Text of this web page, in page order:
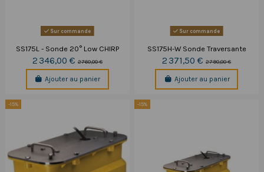
Sur commande
SS175L - Sonde 20° Low CHIRP
2 346,00 € 2 760,00 €
Ajouter au panier
Sur commande
SS175H-W Sonde Traversante
2 371,50 €2 790,00 €
Ajouter au panier
-15% -15%